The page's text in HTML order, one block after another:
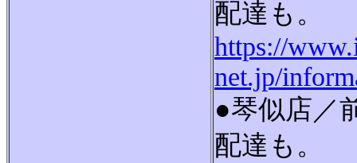
配達も。
https://
net.jp/
●琴似店／
配達も。